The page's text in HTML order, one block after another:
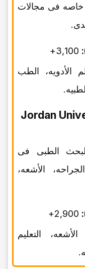
فی مجالات
الأدویه، الطب
10. Jordan
الطبی فی
الأشعه،
التعلیم